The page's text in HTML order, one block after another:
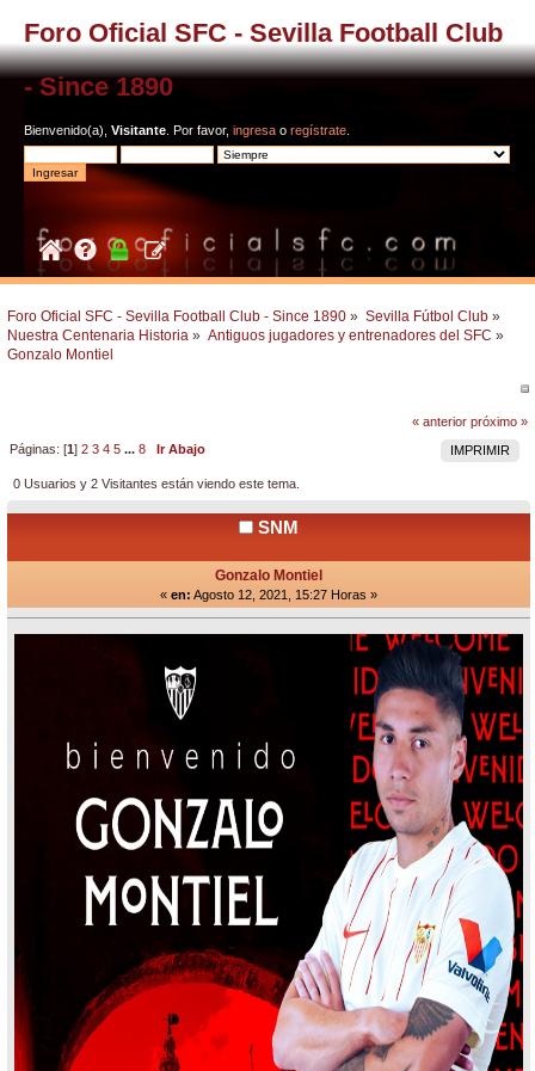
Foro Oficial SFC - Sevilla Football Club
- Since 1890
Bienvenido(a), Visitante . Por favor, ingresa o regístrate
Foro Oficial SFC - Sevilla Football Club - Since 1890 » Sevilla Fútbol Club »
Nuestra Centenaria Historia » Antiguos jugadores y entrenadores del SFC »
Gonzalo Montiel
« anterior próximo »
IMPRIMIR
Páginas: [1]2 3 4 5 ...8 Ir Abajo
0 Usuarios y 2 Visitantes están viendo este tema.
SNM
Gonzalo Montiel
« en: Agosto 12, 2021, 15:27 Horas »